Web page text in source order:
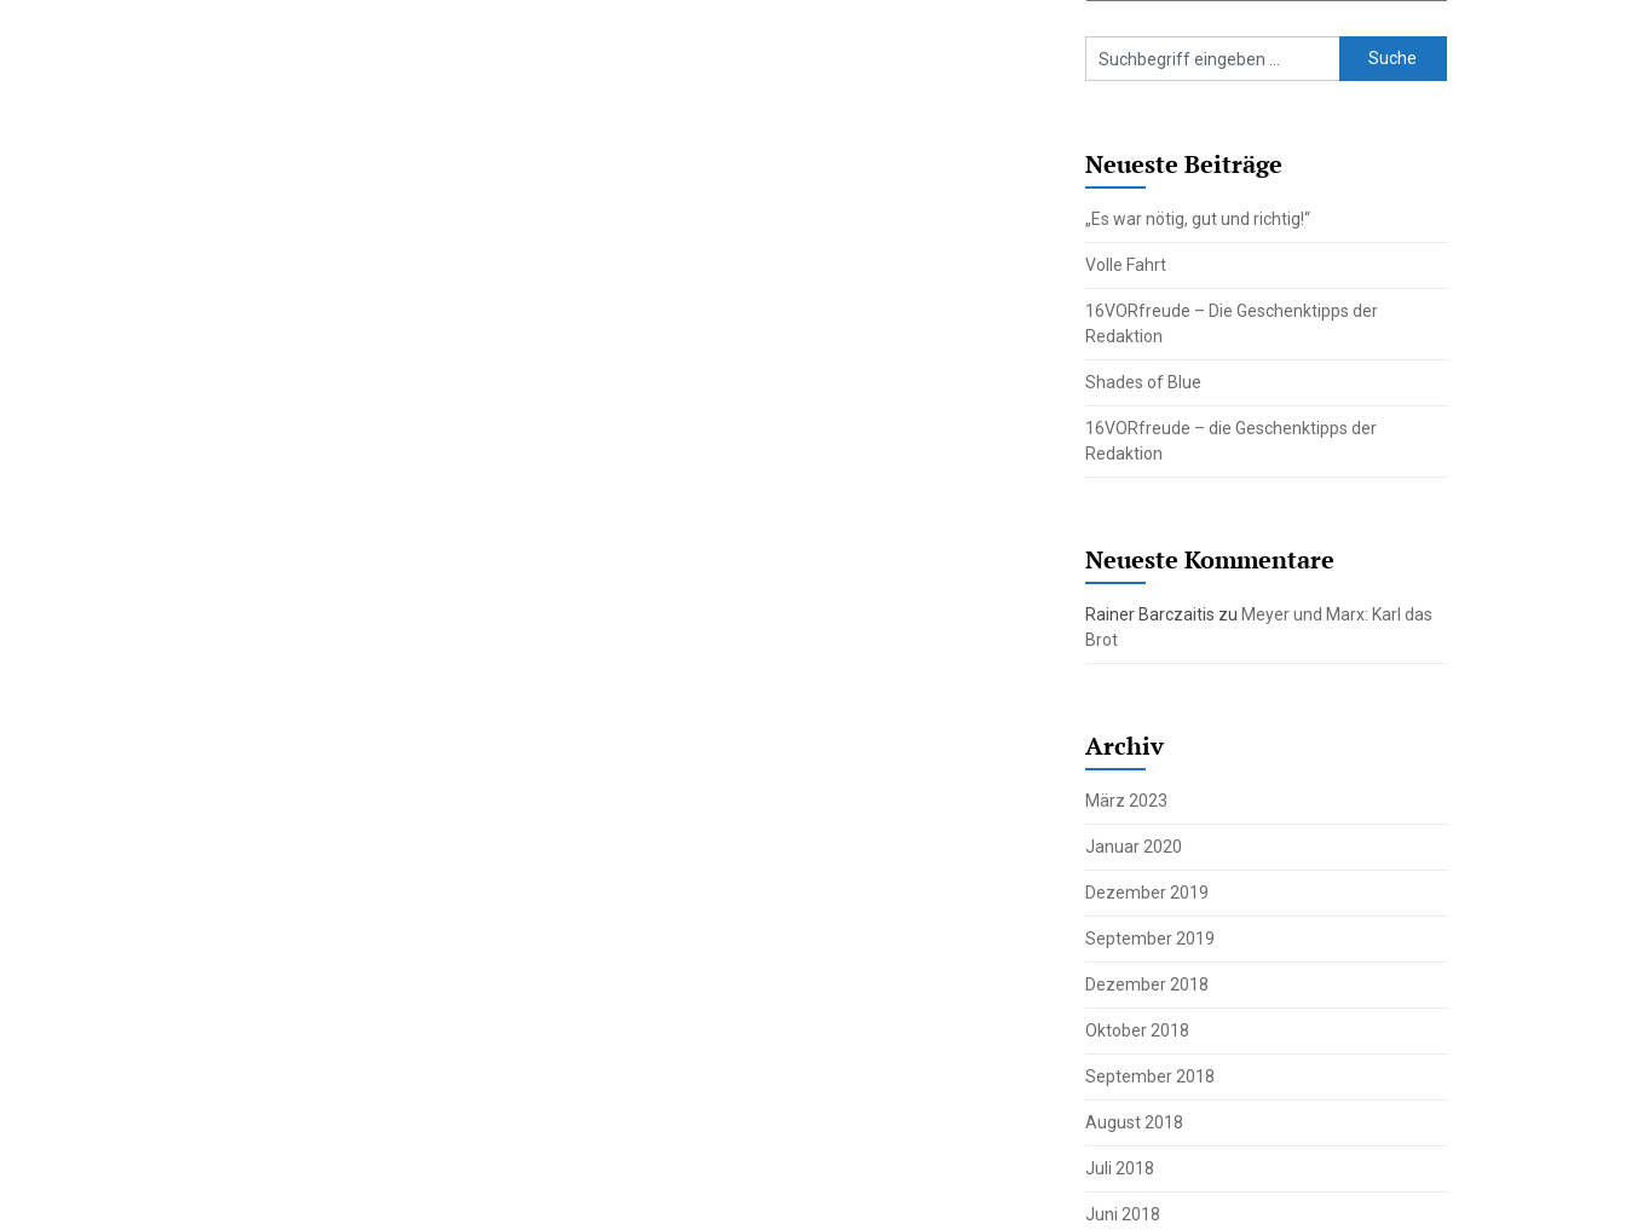
Neueste Beiträge
„Es war nötig, gut und richtig!“
Volle Fahrt
16VORfreude – Die Geschenktipps der
Redaktion
Shades of Blue
16VORfreude – die Geschenktipps der
Redaktion
Neueste Kommentare
Rainer Barczaitis zu Meyer und Marx: Karl das
Brot
Archiv
März 2023
Januar 2020
Dezember 2019
September 2019
Dezember 2018
Oktober 2018
September 2018
August 2018
Juli 2018
Juni 2018